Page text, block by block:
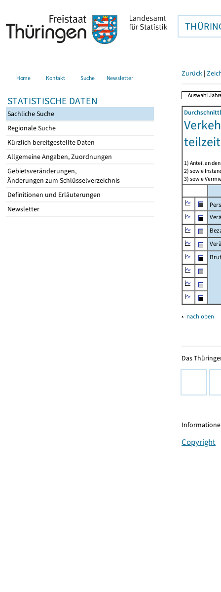
Home Kontakt Suche Newsletter
STATISTISCHE DATEN
Sachliche Suche
Regionale Suche
Kürzlich bereitgestellte Daten
Allgemeine Angaben, Zuordnungen
Gebietsveränderungen,
Änderungen zum Schlüsselverzeichnis
Definitionen und Erläuterungen
Newsletter
Zurück |
1) Anteil an
2) sowie
3) sowie
▴ nach oben
Das
Copyright